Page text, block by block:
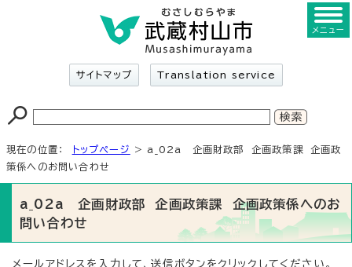
サイトマップ Translation service
メニュー
現在の位置： トップページ
> a_02a 企画財政部 企画政策課 企画政
策係へのお問い合わせ
a_02a 企画財政部 企画政策課 企画政策係へのお
問い合わせ
メールアドレスを入力して、送信ボタンをクリックしてください。